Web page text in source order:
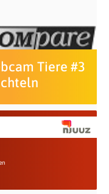
Tiere #3